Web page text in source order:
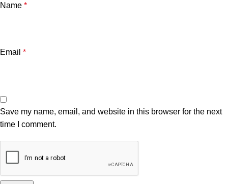
Name *
Email *
Save my name, email, and website in this browser for the next
time I comment.